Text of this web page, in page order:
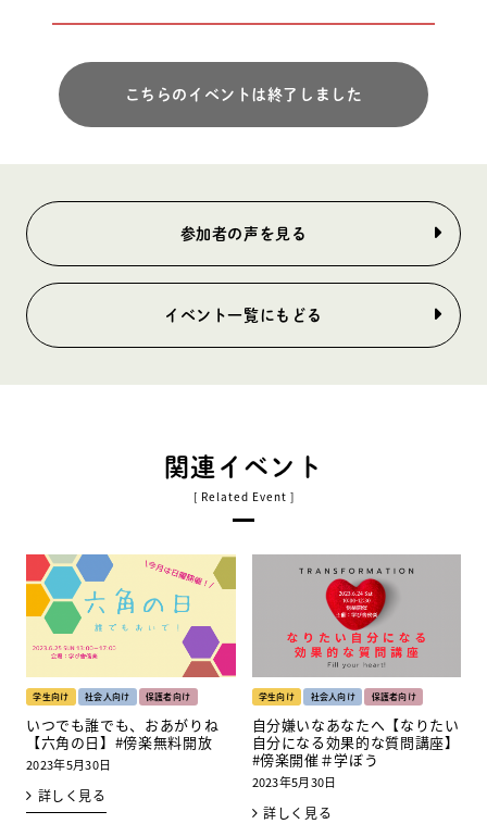
こちらのイベントは終了しました
参加者の声を見る
イベント一覧にもどる
関連イベント
学生向け 社会人向け 保護者向け
いつでも誰でも、おあがりね
【六角の日】#傍楽無料開放
2023年5月30日
詳しく見る
学生向け 社会人向け 保護者向け
自分嫌いなあなたへ【なりたい
自分になる効果的な質問講座】
#傍楽開催＃学ぼう
2023年5月30日
詳しく見る